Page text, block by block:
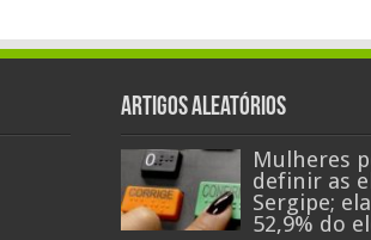
na
Artigos aleatórios
Mulheres
definir as
Sergipe;
52,9% do